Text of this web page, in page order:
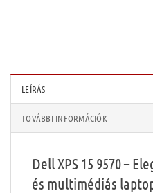
LEÍRÁS
TOVÁBBI INFORMÁCIÓK
Dell XPS 15 9570 –
és multimédiás